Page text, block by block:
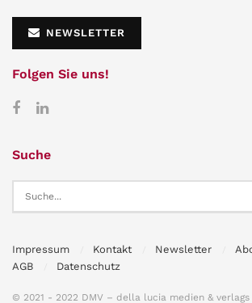
NEWSLETTER
Folgen Sie uns!
Suche
Impressum Kontakt Newsletter
AGB
Datenschutz
© 2021 - 2022 DMV – della lucia medien & verlags